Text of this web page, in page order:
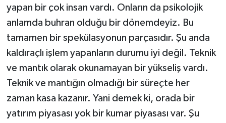
yapan bir çok insan vardı. Onların da psikolojik
anlamda buhran olduğu bir dönemdeyiz. Bu
tamamen bir spekülasyonun parçasıdır. Şu anda
kaldıraçlı işlem yapanların durumu iyi değil. Teknik
ve mantık olarak okunamayan bir yükseliş vardı.
Teknik ve mantığın olmadığı bir süreçte her
zaman kasa kazanır. Yani demek ki, orada bir
yatırım piyasası yok bir kumar piyasası var. Şu